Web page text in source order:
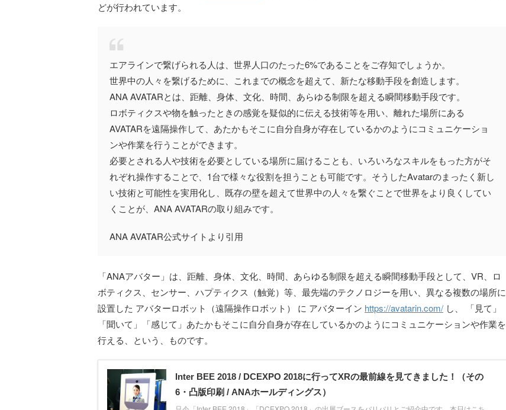
どが行われています。
エアラインで繋げられる人は、世界人口のたった6%であることをご存知でしょうか。
世界中の人々を繋げるために、これまでの概念を超えて、新たな移動手段を創造します。
ANA AVATARとは、距離、身体、文化、時間、あらゆる制限を超える瞬間移動手段です。
ロボティクスや物を触ったときの感覚を疑似的に伝える技術等を用い、離れた場所にある
AVATARを遠隔操作して、あたかもそこに自分自身が存在しているかのようにコミュニケーショ
ンや作業を行うことができます。
必要とされる人や技術を必要としている場所に届けることも、いろいろなスキルをもった方がそ
れぞれ操作することで、1台で様々な役割を担うことも可能です。そうしたAvatarのまったく新し
い技術と可能性を実用化し、既存の壁を超えて世界中の人々を繋ぐことで世界をより良くしてい
くことが、ANA AVATARの取り組みです。
ANA AVATAR公式サイトより引用
「ANAアバター」は、距離、身体、文化、時間、あらゆる制限を超える瞬間移動手段として、VR、ロ
ボティクス、センサー、ハプティクス（触覚）等、最先端のテクノロジーを用い、異なる複数の場所に
設置した アバターロボット（遠隔操作ロボット） に アバターイン https://avatarin.com/ し、 「見て」
「聞いて」「感じて」あたかもそこに自分自身が存在しているかのようにコミュニケーションや作業を
行える、という、ものです。
Inter BEE 2018 / DCEXPO 2018に行ってXRの最前線を見てきました！（その
6・凸版印刷 / ANAホールディングス）